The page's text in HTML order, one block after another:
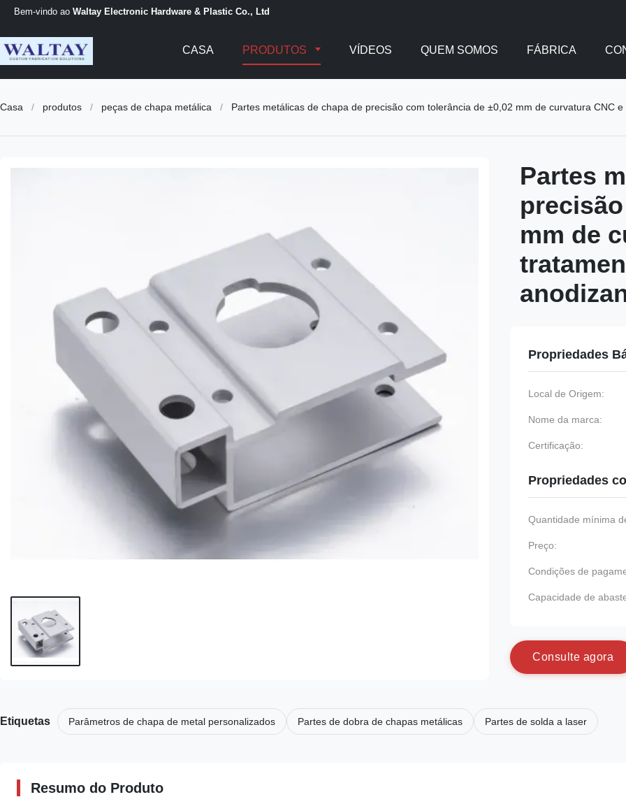
Bem-vindo ao Waltay Electronic Hardware & Plastic Co., Ltd
CASA PRODUTOS VÍDEOS QUEM SOMOS FÁBRICA
Casa / produtos / peças de chapa metálica / Partes metálicas de chapa de precisão com tolerância de ±0,02 mm de curvatura CNC
Partes
mm de
Propriedades
Local de Origem:
Nome da marca:
Certificação:
Propriedades
Quantidade mínima
Preço:
Condições de
Capacidade de
Consu te agora
Etiquetas Parâmetros de chapa de metal personalizados Partes de dobra de chapas metálicas Partes de solda a laser
Resumo do Produto